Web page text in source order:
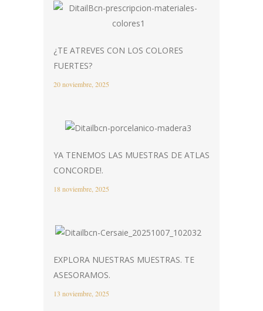
¿TE ATREVES CON LOS COLORES
FUERTES?
20 noviembre, 2025
YA TENEMOS LAS MUESTRAS DE ATLAS
CONCORDE!.
18 noviembre, 2025
EXPLORA NUESTRAS MUESTRAS. TE
ASESORAMOS.
13 noviembre, 2025